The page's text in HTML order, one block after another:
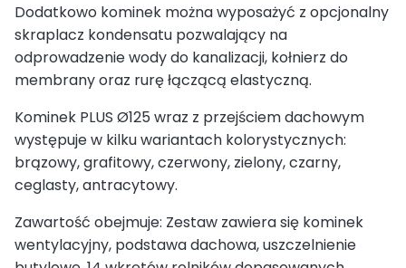
Dodatkowo kominek można wyposażyć z opcjonalny
skraplacz kondensatu pozwalający na
odprowadzenie wody do kanalizacji, kołnierz do
membrany oraz rurę łączącą elastyczną.
Kominek PLUS Ø125 wraz z przejściem dachowym
występuje w kilku wariantach kolorystycznych:
brązowy, grafitowy, czerwony, zielony, czarny,
ceglasty, antracytowy.
Zawartość obejmuje: Zestaw zawiera się kominek
wentylacyjny, podstawa dachowa, uszczelnienie